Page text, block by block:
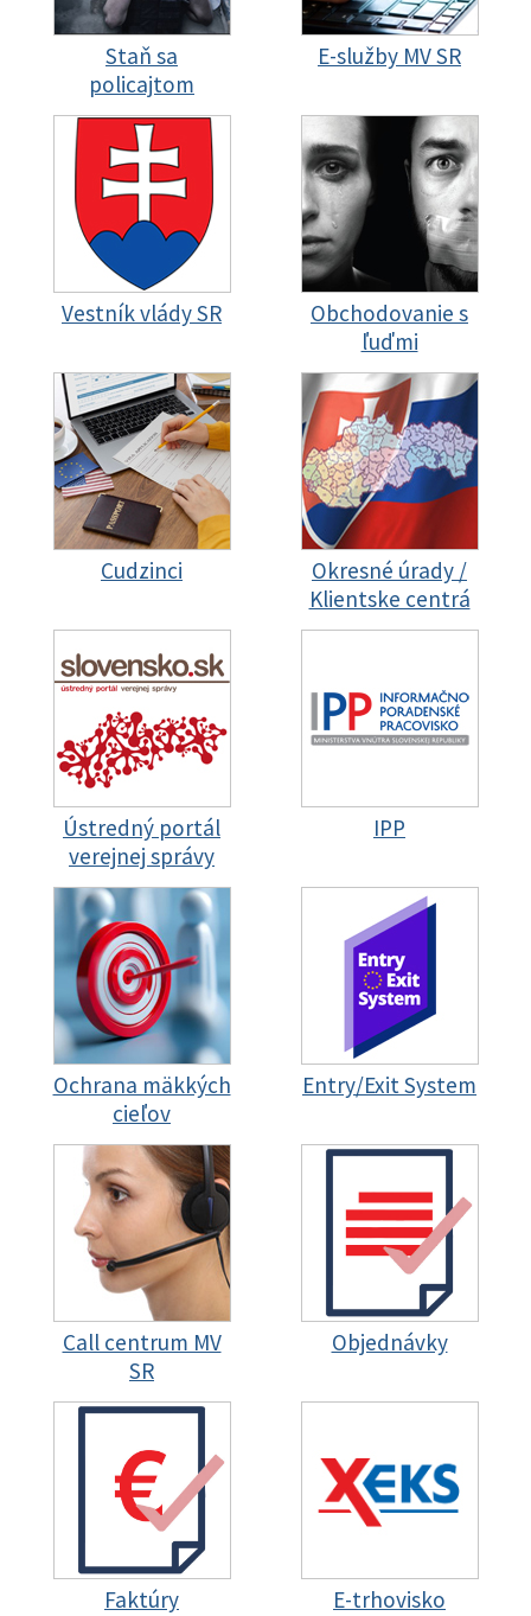
Staň sa
policajtom
E-služby MV SR
Vestník vlády SR
Obchodovanie s
ľuďmi
Cudzinci
Okresné úrady /
Klientske centrá
Ústredný portál
verejnej správy
IPP
Ochrana mäkkých
cieľov
Entry/Exit System
Call centrum MV
SR
Objednávky
Faktúry E-trhovisko